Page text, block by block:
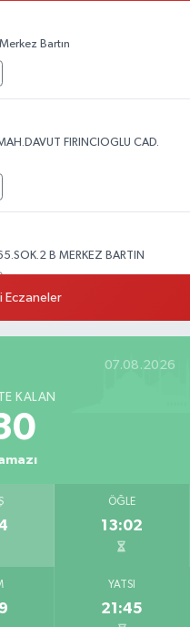
Bartın
FIRINCIOGLU CAD.
B MERKEZ BARTIN
Sokak No:20 8 Merkez Bartın
Eczaneler
07.08.2026
KALAN
ÖĞLE
13:02
YATSI
21:45